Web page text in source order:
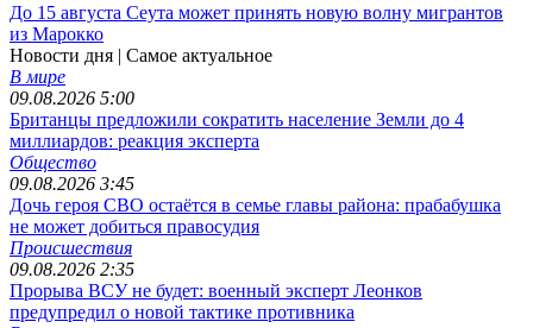
До 15 августа Сеута может принять новую волну мигрантов
из Марокко
Новости дня | Самое актуальное
В мире
09.08.2026 5:00
Британцы предложили сократить население Земли до 4
миллиардов: реакция эксперта
Общество
09.08.2026 3:45
Дочь героя СВО остаётся в семье главы района: прабабушка
не может добиться правосудия
Происшествия
09.08.2026 2:35
Прорыва ВСУ не будет: военный эксперт Леонков
предупредил о новой тактике противника